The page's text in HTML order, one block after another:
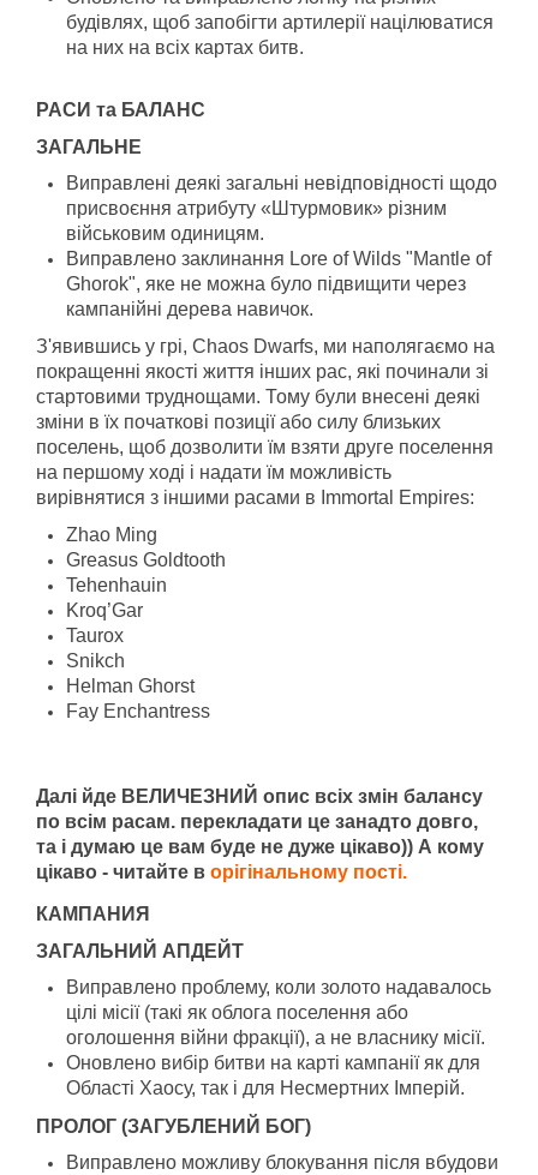
будівлях, щоб запобігти артилерії націлюватися
на них на всіх картах битв.
РАСИ та БАЛАНС
ЗАГАЛЬНЕ
Виправлені деякі загальні невідповідності щодо
присвоєння атрибуту «Штурмовик» різним
військовим одиницям.
Виправлено заклинання Lore of Wilds "Mantle of
Ghorok", яке не можна було підвищити через
кампанійні дерева навичок.
З'явившись у грі, Chaos Dwarfs, ми наполягаємо на
покращенні якості життя інших рас, які починали зі
стартовими труднощами. Тому були внесені деякі
зміни в їх початкові позиції або силу близьких
поселень, щоб дозволити їм взяти друге поселення
на першому ході і надати їм можливість
вирівнятися з іншими расами в Immortal Empires:
Zhao Ming
Greasus Goldtooth
Tehenhauin
Kroq’Gar
Taurox
Snikch
Helman Ghorst
Fay Enchantress
Далі йде ВЕЛИЧЕЗНИЙ опис всіх змін балансу
по всім расам. перекладати це занадто довго,
та і думаю це вам буде не дуже цікаво)) А кому
цікаво - читайте в орігінальному пості.
КАМПАНИЯ
ЗАГАЛЬНИЙ АПДЕЙТ
Виправлено проблему, коли золото надавалось
цілі місії (такі як облога поселення або
оголошення війни фракції), а не власнику місії.
Оновлено вибір битви на карті кампанії як для
Області Хаосу, так і для Несмертних Імперій.
ПРОЛОГ (ЗАГУБЛЕНИЙ БОГ)
Виправлено можливу блокування після вбудови